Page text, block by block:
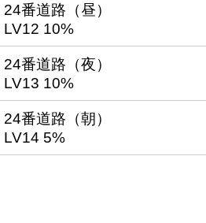
24番道路（昼）
LV12 10%
24番道路（夜）
LV13 10%
24番道路（朝）
LV14 5%